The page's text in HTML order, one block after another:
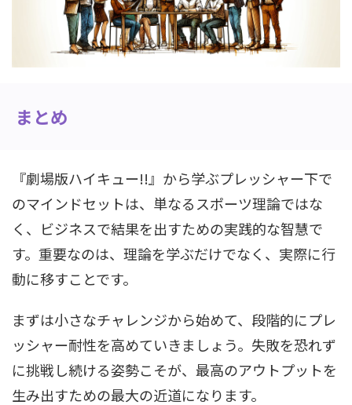
まとめ
『劇場版ハイキュー!!』から学ぶプレッシャー下で
のマインドセットは、単なるスポーツ理論ではな
く、ビジネスで結果を出すための実践的な智慧で
す。重要なのは、理論を学ぶだけでなく、実際に行
動に移すことです。
まずは小さなチャレンジから始めて、段階的にプレ
ッシャー耐性を高めていきましょう。失敗を恐れず
に挑戦し続ける姿勢こそが、最高のアウトプットを
生み出すための最大の近道になります。